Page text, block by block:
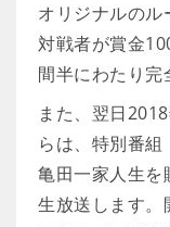
オリジナルのル
対戦者が賞金
間半にわたり完
また、翌日
らは、特別番組
亀田一家人生を
生放送します。